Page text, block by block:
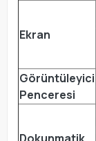
Ekran
Görüntüleyici
Penceresi